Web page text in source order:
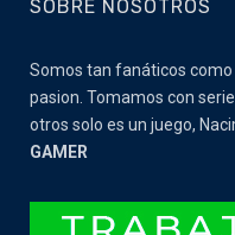
SOBRE NOSOTROS
Somos tan fanáticos
pasion. Tomamos con
otros solo es un juego,
GAMER